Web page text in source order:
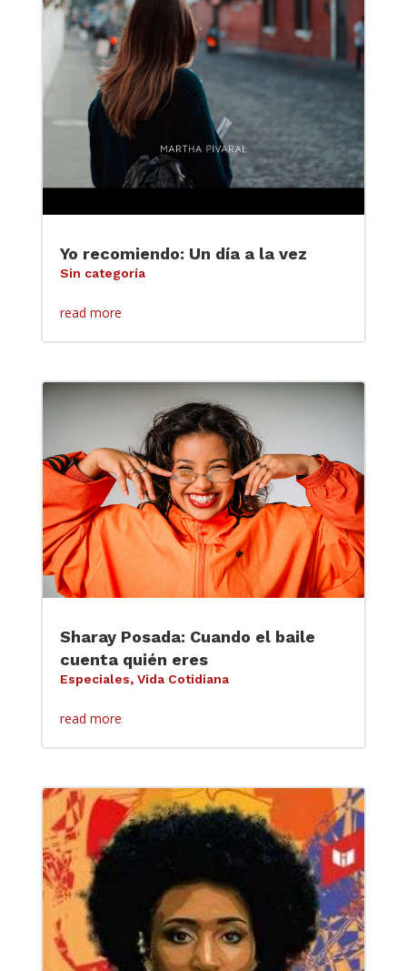
Yo recomiendo: Un día a la vez
Sin categoría
read more
Sharay Posada: Cuando el baile
cuenta quién eres
Especiales, Vida Cotidiana
read more